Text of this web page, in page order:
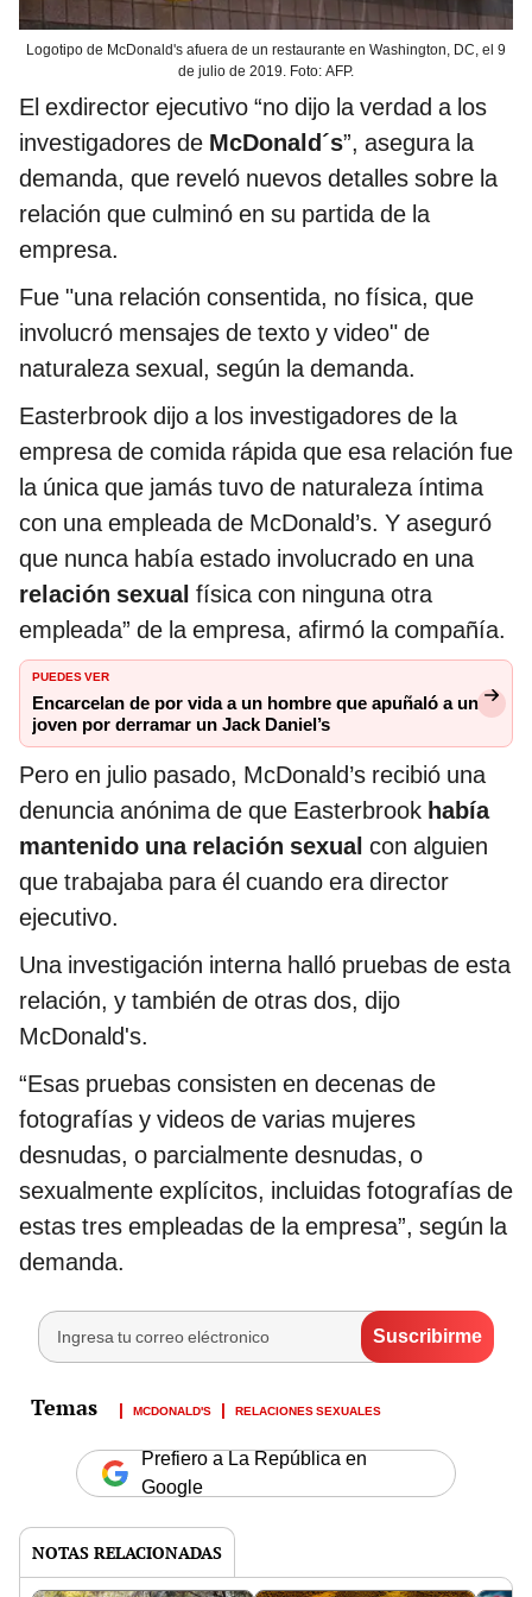
Logotipo de McDonald's afuera de un restaurante en Washington, DC, el 9
de julio de 2019. Foto: AFP.
El exdirector ejecutivo “no dijo la verdad a los
investigadores de McDonald´s”, asegura la
demanda, que reveló nuevos detalles sobre la
relación que culminó en su partida de la
empresa.
Fue "una relación consentida, no física, que
involucró mensajes de texto y video" de
naturaleza sexual, según la demanda.
Easterbrook dijo a los investigadores de la
empresa de comida rápida que esa relación fue
la única que jamás tuvo de naturaleza íntima
con una empleada de McDonald’s. Y aseguró
que nunca había estado involucrado en una
relación sexual física con ninguna otra
empleada” de la empresa, afirmó la compañía.
PUEDES VER
Encarcelan de por vida a un hombre que apuñaló a un
joven por derramar un Jack Daniel’s
Pero en julio pasado, McDonald’s recibió una
denuncia anónima de que Easterbrook había
mantenido una relación sexual con alguien
que trabajaba para él cuando era director
ejecutivo.
Una investigación interna halló pruebas de esta
relación, y también de otras dos, dijo
McDonald's.
“Esas pruebas consisten en decenas de
fotografías y videos de varias mujeres
desnudas, o parcialmente desnudas, o
sexualmente explícitos, incluidas fotografías de
estas tres empleadas de la empresa”, según la
demanda.
MCDONALD'S RELACIONES SEXUALES
Prefiero a La República en
Google
NOTAS RELACIONADAS